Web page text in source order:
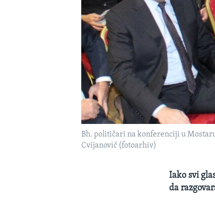
Bh. političari na konferenciji u
Cvijanović (fotoarhiv)
Iako svi
da